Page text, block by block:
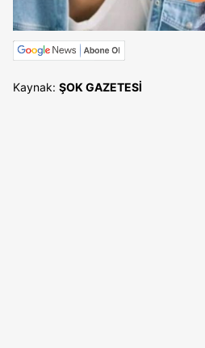
Kaynak: ŞOK GAZETESİ